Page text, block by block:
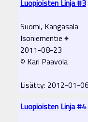
Luopioisten Linja #3
Suomi, Kangasala
Isoniementie ⌖
2011-08-23
© Kari Paavola
Lisätty: 2012-01-
Luopioisten Linja #4